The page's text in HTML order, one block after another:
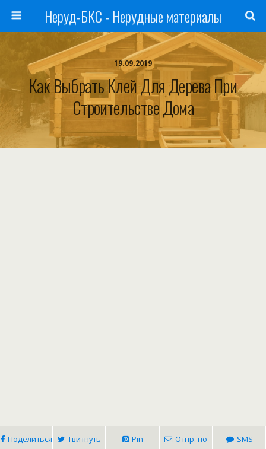
Неруд-БКС - Нерудные материалы
19.09.2019
Как Выбрать Клей Для Дерева При
Строительстве Дома
Поделиться Твитнуть Pin
Отпр. по
SMS